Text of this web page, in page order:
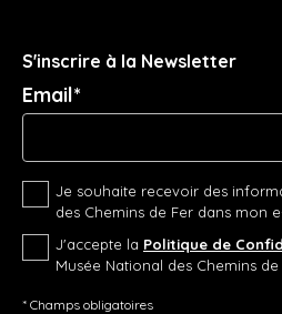
S'inscrire à la Newsletter
Email*
Je souhaite recevoir des
des Chemins de Fer dans mon
J'accepte la Politique de
Musée National des Chemins de
* Champs obligatoires